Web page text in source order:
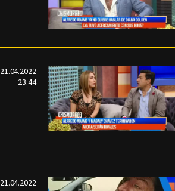
21.04.2022
23:44
21.04.2022